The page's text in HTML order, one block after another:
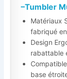
–Tumbler
Matériaux
fabriqué
Design
rabattable
base